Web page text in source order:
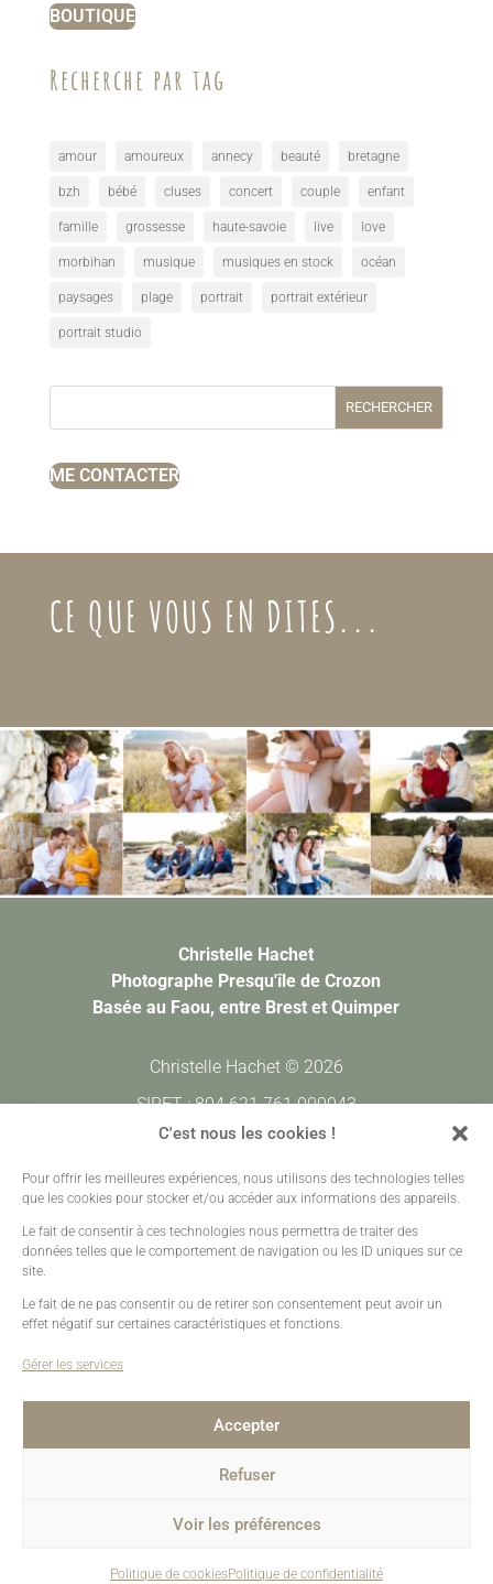
C'est nous les cookies !
Pour offrir les meilleures expériences, nous utilisons des technologies telles
que les cookies pour stocker et/ou accéder aux informations des appareils.
Le fait de consentir à ces technologies nous permettra de traiter des
données telles que le comportement de navigation ou les ID uniques sur ce
site.
Le fait de ne pas consentir ou de retirer son consentement peut avoir un
effet négatif sur certaines caractéristiques et fonctions.
Gérer les services
Accepter
Refuser
Voir les préférences
Politique de cookiesPolitique de confidentialité
BOUTIQUE
Recherche par tag
amour amoureux annecy beauté bretagne
bzh bébé cluses concert couple enfant
famille grossesse haute-savoie live love
morbihan musique musiques en stock océan
paysages plage portrait portrait extérieur
portrait studio
RECHERCHER
ME CONTACTER
CE QUE VOUS EN DITES...
Christelle Hachet
Photographe Presqu'île de Crozon
Basée au Faou, entre Brest et Quimper
Christelle Hachet © 2026
SIRET : 804 621 761 000043
CODE APE : 7420Z
Prestations•Galeries Clients•Contact